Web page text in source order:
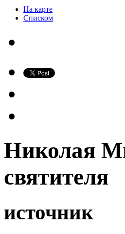
На карте
Списком
Николая
святителя
источник